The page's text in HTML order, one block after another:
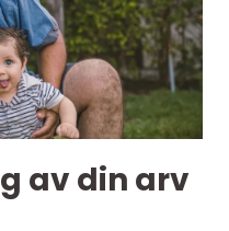
av din arv